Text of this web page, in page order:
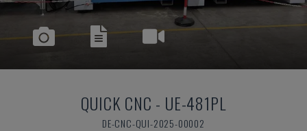
QUICK CNC - UE-481PL
DE-CNC-QUI-2025-00002